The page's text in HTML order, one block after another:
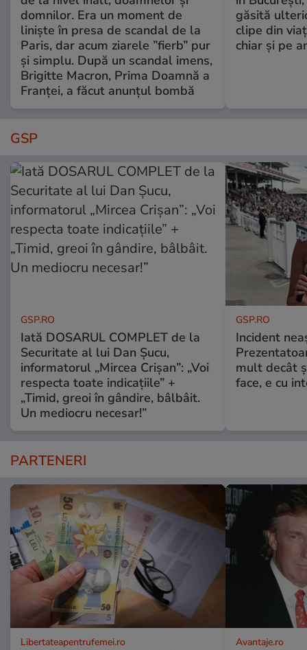
domnilor. Era un moment de
liniște în presa de scandal de la
Paris, dar acum ziarele ”fierb” pur
și simplu. După un scandal imens,
Brigitte Macron, Prima Doamnă a
Franței, a făcut anunțul bombă
găsită
clipe din
chiar și pe
GSP
GSP.RO
Iată DOSARUL COMPLET de la
Securitate al lui Dan Șucu,
informatorul „Mircea Crișan”: „Voi
respecta toate indicațiile” +
„Timid, greoi în gândire, bâlbâit.
Un mediocru necesar!”
GSP.RO
Incident
mult decât
face, e cu
PARTENERI
Libertateapentrufemei.ro Avantaje.ro